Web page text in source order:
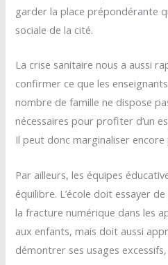
garder la place prépondérante
sociale de la cité.
La crise sanitaire nous a aussi
confirmer ce que les
nombre de famille ne dispose
nécessaires pour profiter d’un
Il peut donc marginaliser
Par ailleurs, les équipes
équilibre. L’école doit essayer
la fracture numérique dans les
aux enfants, mais doit aussi
démontrer ses usages